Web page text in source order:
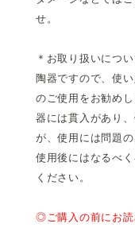
せ。
＊お取り扱いについ
陶器ですので、使
のご使用をお勧めし
器には貫入があり
が、使用には問題
使用後にはなるべ
ください。
◎ご購入の前にお